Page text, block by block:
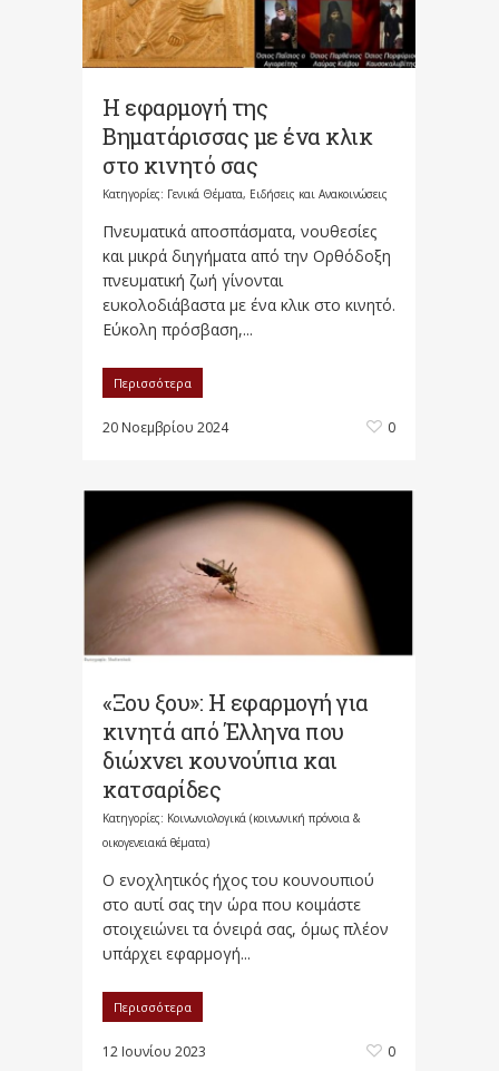
Η εφαρμογή της
Βηματάρισσας με ένα κλικ
στο κινητό σας
Κατηγορίες: Γενικά Θέματα, Ειδήσεις και Ανακοινώσεις
Πνευματικά αποσπάσματα, νουθεσίες
και μικρά διηγήματα από την Ορθόδοξη
πνευματική ζωή γίνονται
ευκολοδιάβαστα με ένα κλικ στο κινητό.
Εύκολη πρόσβαση,...
Περισσότερα
20 Νοεμβρίου 2024 0
«Ξου ξου»: Η εφαρμογή για
κινητά από Έλληνα που
διώχνει κουνούπια και
κατσαρίδες
Κατηγορίες: Κοινωνιολογικά (κοινωνική πρόνοια &
οικογενειακά θέματα)
Ο ενοχλητικός ήχος του κουνουπιού
στο αυτί σας την ώρα που κοιμάστε
στοιχειώνει τα όνειρά σας, όμως πλέον
υπάρχει εφαρμογή...
Περισσότερα
12 Ιουνίου 2023 0